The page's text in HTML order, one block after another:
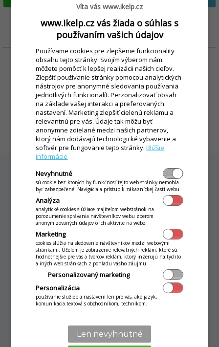
Platené funkcie a služby sú účtované z vášho kreditu, ktorý si
dobijete formou zvýhodnených balíčkov. Kompletný cenník a
zoznam doplnkových služieb nájdete naKompletný cenník a
doplnkové služby pre iKelp POS Mobile.
Neváhajte nás kontaktovať
Náš tím pre vás vypracuje nezáväznú cenovú
ponuku a zodpovie vaše otázky
Lukáš Masliš
iKelp produktový špecialista
phone_android+421 948 093 766
emaillukas.maslis(at)ikelp.com
Víta vás www.ikelp.cz
www.ikelp.cz vás žiada o súhlas s
používaním vašich údajov
Používame cookies pre zlepšenie funkcionality
obsahu tejto stránky. Svojím výberom nám
môžete pomôcť k lepšej realizácii našich cieľov.
Zlepšiť používanie stránky pomocou analytických
nástrojov pre anonymné sledovania používania
jednotlivých funkcionalít. Perzonalizovať obsah
na základe vašej interakci a preferovaných
nastavení. Marketing zlepšiť cielenú reklamu a
relevantnú pre vás. Údaje tak môžu byť
anonymne zdielané medzi našich partnerov,
ktorý nám dodávajú technologické vybavenie a
softvér pre fungovanie tejto stránky.Bližšie
informácie
Nevyhnutné
sú cookie bez ktorých by funkčnosť tejto web stránky nemohla
byť zabezpečené. Navigácia a prístup k zákazníckej časti webu.
Analýza
analytické cookies slúžiace majiteľom webstránok na
porozumenie správania návštevníkov webu zberom
anonymizovaných údajov o ich aktivite na webe.
Marketing
cookies slúžia na sledovanie návštevníkov medzi webovými
stránkami. Účelom je zobrazenie relevatných reklám, ktoré sú
hodnotnejšie pre vás a tvorcov reklám, ktorý inzerujú na týchto
a iných web stránkach z pohľadu vášho záujmu.
Personalizovaný marketing
Personalizácia
používanie služieb a nastavení len pre vás, ako jazyk,
komunikácia textová s obchodníkom, technikom.
Len nevyhnutné